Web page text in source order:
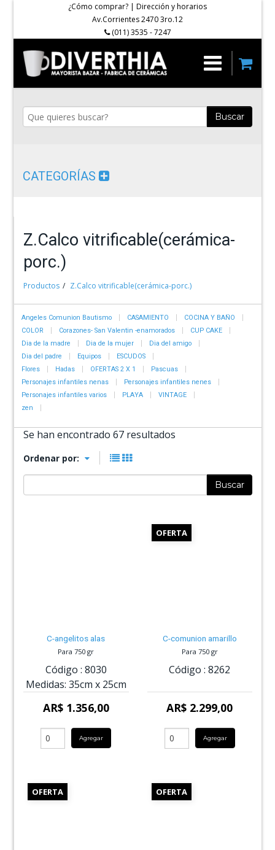
¿Cómo comprar? | Dirección y horarios
Av.Corrientes 2470 3ro.12
(011) 3535 - 7247
Buscar
CATEGORÍAS
Z.Calco vitrificable(cerámica-
porc.)
Productos Z.Calco vitrificable(cerámica-porc.)
Angeles Comunion Bautismo CASAMIENTO
COCINA Y BAÑO
COLOR
Corazones- San Valentin -enamorados
CUP CAKE
Dia de la madre
Dia de la mujer
Dia del amigo
Dia del padre
Equipos
ESCUDOS
Flores
Hadas OFERTAS 2 X 1
Pascuas
Personajes infantiles nenas
Personajes infantiles nenes
Personajes infantiles varios
PLAYA
VINTAGE
zen
Se han encontrado 67 resultados
Ordenar por:
Buscar
C-angelitos alas
Para 750 gr
Código : 8030
Medidas: 35cm x 25cm
AR$ 1.356,00
Agregar
OFERTA
C-comunion amarillo
Para 750 gr
Código : 8262
AR$ 2.299,00
Agregar
OFERTA OFERTA